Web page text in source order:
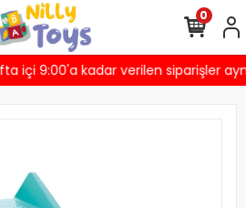
içi 9:00'a kadar verilen siparişler
0